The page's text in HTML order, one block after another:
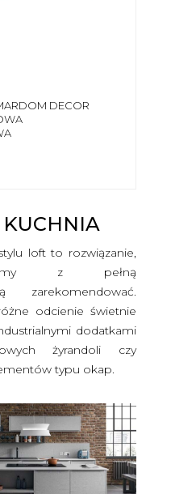
DECOR
loft to rozwiązanie,
z pełną
zarekomendować.
odcienie świetnie
dodatkami
żyrandoli czy
typu okap.